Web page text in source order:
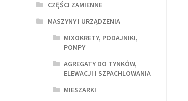
CZĘŚCI ZAMIENNE
MASZYNY I URZĄDZENIA
MIXOKRETY, PODAJNIKI,
POMPY
AGREGATY DO TYNKÓW,
ELEWACJI I SZPACHLOWANIA
MIESZARKI